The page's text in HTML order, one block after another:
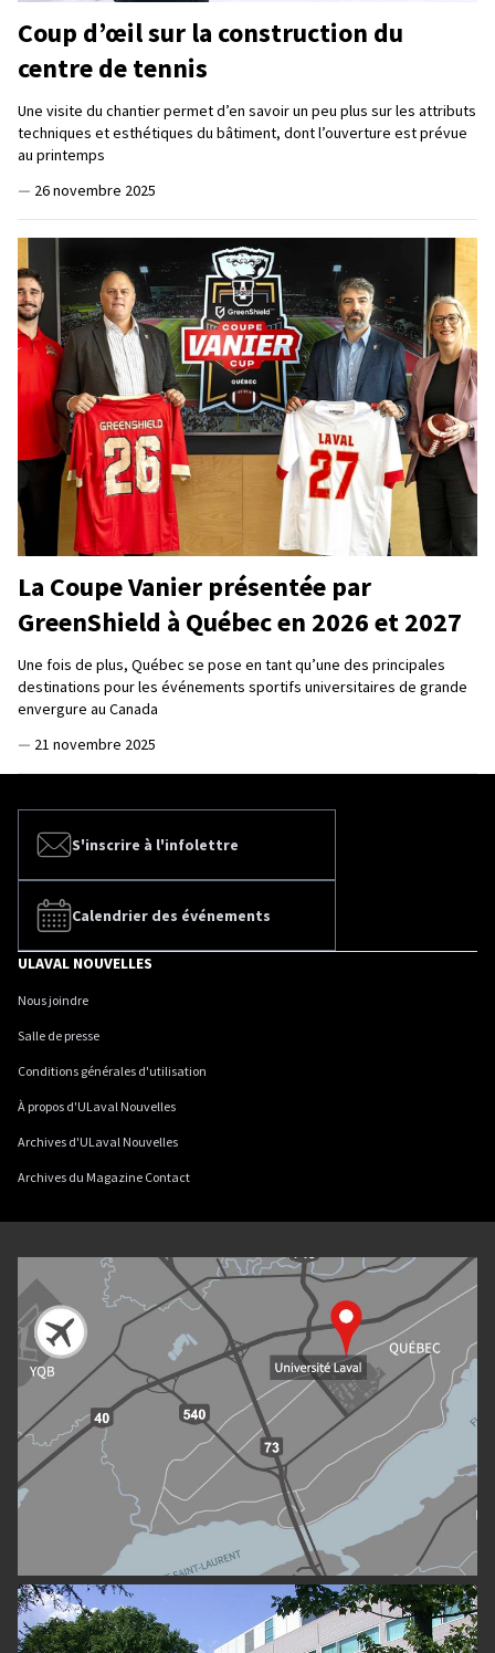
Coup d’œil sur la construction du
centre de tennis
Une visite du chantier permet d’en savoir un peu plus sur les attributs
techniques et esthétiques du bâtiment, dont l’ouverture est prévue
au printemps
— 26 novembre 2025
La Coupe Vanier présentée par
GreenShield à Québec en 2026 et 2027
Une fois de plus, Québec se pose en tant qu’une des principales
destinations pour les événements sportifs universitaires de grande
envergure au Canada
— 21 novembre 2025
S'inscrire à l'infolettre
Calendrier des événements
ULAVAL NOUVELLES
Nous joindre
Salle de presse
Conditions générales d'utilisation
À propos d'ULaval Nouvelles
Archives d'ULaval Nouvelles
Archives du Magazine Contact